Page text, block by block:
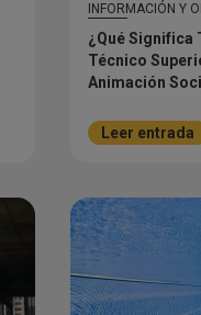
INFORMACIÓN Y
¿Qué Significa
Técnico
Animación
Leer entrada